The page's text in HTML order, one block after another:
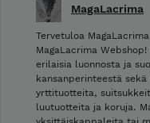
MagaLacrima
Tervetuloa
MagaLacrima
erilaisia luonnosta ja
kansanperinteestä
yrttituotteita,
luutuotteita ja koruja.